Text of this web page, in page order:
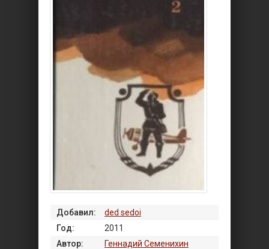
Добавил:
ded sedoi
Год:
2011
Автор:
Геннадий Семенихин